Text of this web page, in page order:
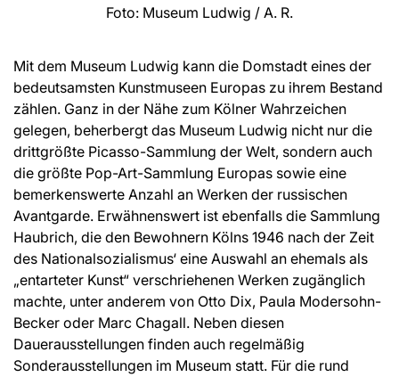
Foto: Museum Ludwig / A. R.
Mit dem Museum Ludwig kann die Domstadt eines der
bedeutsamsten Kunstmuseen Europas zu ihrem Bestand
zählen. Ganz in der Nähe zum Kölner Wahrzeichen
gelegen, beherbergt das Museum Ludwig nicht nur die
drittgrößte Picasso-Sammlung der Welt, sondern auch
die größte Pop-Art-Sammlung Europas sowie eine
bemerkenswerte Anzahl an Werken der russischen
Avantgarde. Erwähnenswert ist ebenfalls die Sammlung
Haubrich, die den Bewohnern Kölns 1946 nach der Zeit
des Nationalsozialismus‘ eine Auswahl an ehemals als
„entarteter Kunst“ verschriehenen Werken zugänglich
machte, unter anderem von Otto Dix, Paula Modersohn-
Becker oder Marc Chagall. Neben diesen
Dauerausstellungen finden auch regelmäßig
Sonderausstellungen im Museum statt. Für die rund